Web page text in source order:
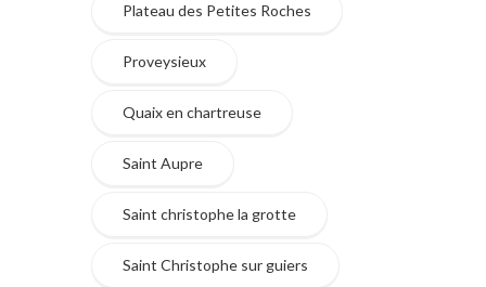
Plateau des Petites Roches
Proveysieux
Quaix en chartreuse
Saint Aupre
Saint christophe la grotte
Saint Christophe sur guiers